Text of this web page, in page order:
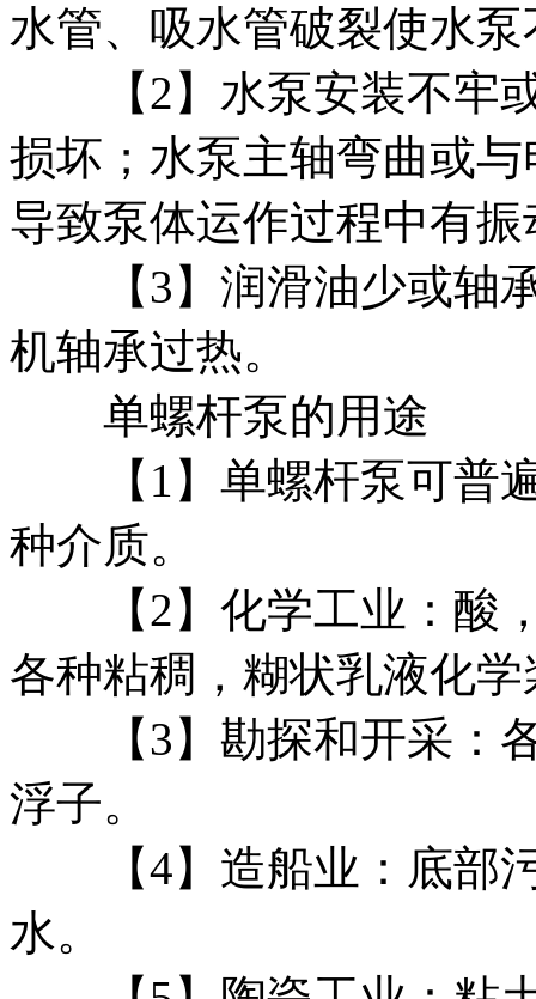
水管、吸水管破裂使水
【2】水泵安装不牢或
损坏；水泵主轴弯曲或
导致泵体运作过程中有
【3】润滑油少或轴承
机轴承过热。
单螺杆泵的用途
【1】单螺杆泵可普遍
种介质。
【2】化学工业：酸，
各种粘稠，糊状乳液化学
【3】勘探和开采：各
浮子。
【4】造船业：底部污
水。